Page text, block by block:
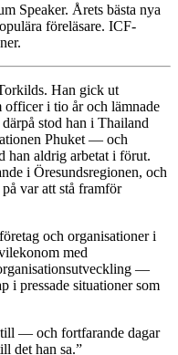
Speaker. Årets bästa nya
föreläsare. ICF-
Han gick ut
i tio år och lämnade
stod han i Thailand
Phuket — och
han aldrig arbetat i förut.
i Öresundsregionen, och
var att stå framför
och organisationer i
med
—
i pressade situationer som
— och fortfarande dagar
det han sa.”